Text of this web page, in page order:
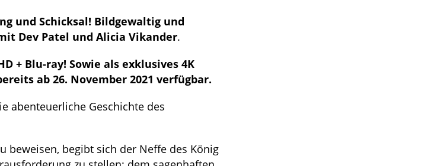
und Schicksal! Bildgewaltig und
Dev Patel und Alicia Vikander.
+ Blu-ray! Sowie als exklusives 4K
ab 26. November 2021 verfügbar.
abenteuerliche Geschichte des
beweisen, begibt sich der Neffe des König